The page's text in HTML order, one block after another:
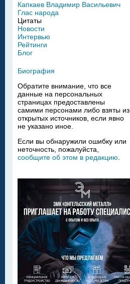
Капкаев Владимир Васильевич
Глас народа
Цитаты
Новости
Интервью
Рейтинги
Блог
Биография
Обратите внимание, что все
данные на персональных
страницах предоставлены
самими персонами либо взяты из
открытых источников, если явно
не указано иное.
Если вы обнаружили ошибку или
неточность, пожалуйста,
сообщите об этом в редакцию.